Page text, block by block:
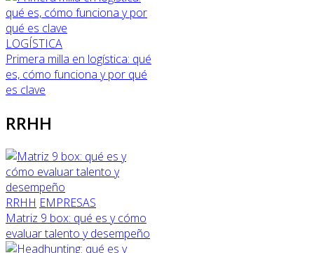
LOGÍSTICA
Primera milla en logística: qué
es, cómo funciona y por qué
es clave
RRHH
RRHH EMPRESAS
Matriz 9 box: qué es y cómo
evaluar talento y desempeño